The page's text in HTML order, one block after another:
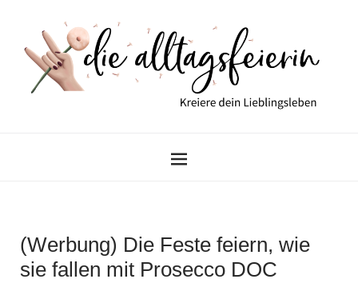
(Werbung) Die Feste feiern, wie
sie fallen mit Prosecco DOC